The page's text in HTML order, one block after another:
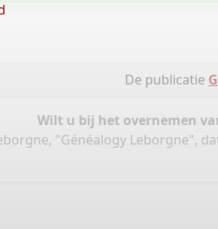
De publicatie
Wilt u bij het overnemen
"Généalogy Leborgne",